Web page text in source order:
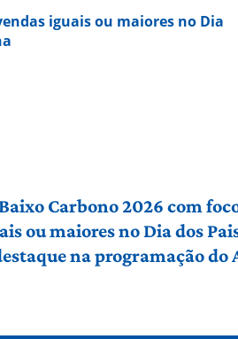
iguais ou maiores no Dia
Carbono 2026 com
ou maiores no Dia dos
na programação do